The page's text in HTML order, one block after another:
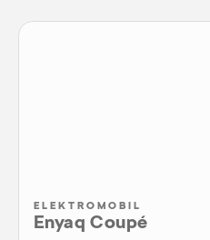
ELEKTROMOBIL
Enyaq Coupé